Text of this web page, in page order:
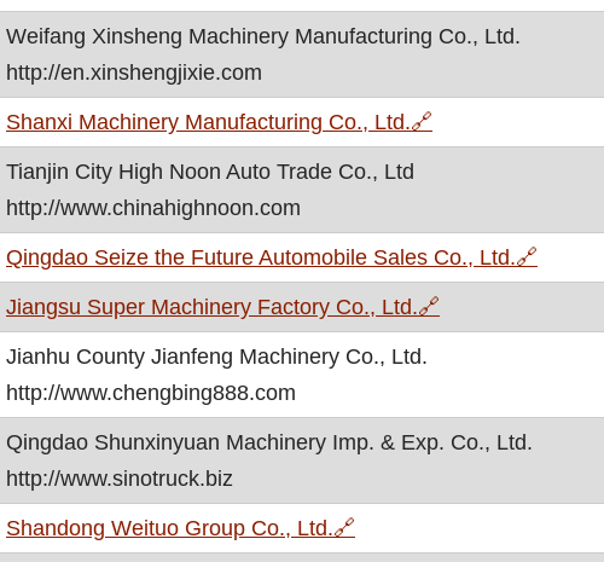
Weifang Xinsheng Machinery Manufacturing Co., Ltd.
http://en.xinshengjixie.com
Shanxi Machinery Manufacturing Co., Ltd.🔗
Tianjin City High Noon Auto Trade Co., Ltd
http://www.chinahighnoon.com
Qingdao Seize the Future Automobile Sales Co., Ltd.🔗
Jiangsu Super Machinery Factory Co., Ltd.🔗
Jianhu County Jianfeng Machinery Co., Ltd.
http://www.chengbing888.com
Qingdao Shunxinyuan Machinery Imp. & Exp. Co., Ltd.
http://www.sinotruck.biz
Shandong Weituo Group Co., Ltd.🔗